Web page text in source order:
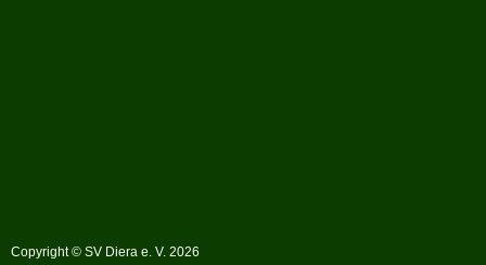
Copyright © SV Diera e. V. 2026